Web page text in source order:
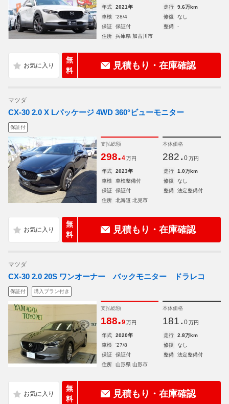
年式 2021年 走行
9.6万km
車検
'28/4 修復
なし
保証
保証付 整備
-
住所
兵庫県 加古川市
無
料
見積もり・在庫確認
マツダ
CX-30 2.0 X Lパッケージ 4WD 360°ビューモニター
保証付
支払総額
298.4 万円
本体価格
282. 0 万円
年式 2023年 走行
1.0万km
車検
車検整備付 修復
なし
保証
保証付 整備
法定整備付
住所
北海道 北見市
無
料
見積もり・在庫確認
マツダ
CX-30 2.0 20S ワンオーナー バックモニター ドラレコ
保証付 購入プラン付き
支払総額
188.9 万円
本体価格
181. 0 万円
年式 2020年 走行
2.8万km
車検
'27/8 修復
なし
保証
保証付 整備
法定整備付
住所
山形県 山形市
無
料
見積もり・在庫確認